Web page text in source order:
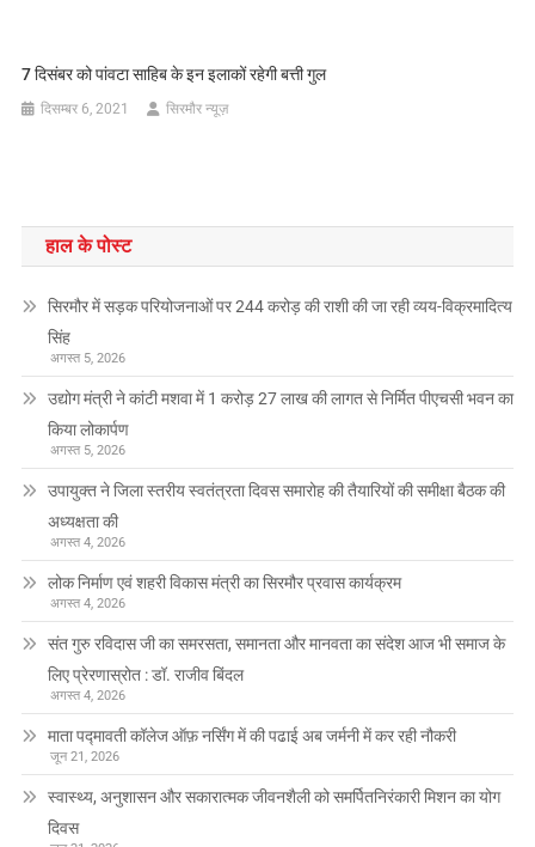
7 दिसंबर को पांवटा साहिब के इन इलाकों रहेगी बत्ती गुल
दिसम्बर 6, 2021 सिरमौर न्यूज़
हाल के पोस्ट
सिरमौर में सड़क परियोजनाओं पर 244 करोड़ की राशी की जा रही व्यय-विक्रमादित्य
सिंह
अगस्त 5, 2026
उद्योग मंत्री ने कांटी मशवा में 1 करोड़ 27 लाख की लागत से निर्मित पीएचसी भवन का
किया लोकार्पण
अगस्त 5, 2026
उपायुक्त ने जिला स्तरीय स्वतंत्रता दिवस समारोह की तैयारियों की समीक्षा बैठक की
अध्यक्षता की
अगस्त 4, 2026
लोक निर्माण एवं शहरी विकास मंत्री का सिरमौर प्रवास कार्यक्रम
अगस्त 4, 2026
संत गुरु रविदास जी का समरसता, समानता और मानवता का संदेश आज भी समाज के
लिए प्रेरणास्रोत : डॉ. राजीव बिंदल
अगस्त 4, 2026
माता पद्मावती कॉलेज ऑफ़ नर्सिंग में की पढाई अब जर्मनी में कर रही नौकरी
जून 21, 2026
स्वास्थ्य, अनुशासन और सकारात्मक जीवनशैली को समर्पितनिरंकारी मिशन का योग
दिवस